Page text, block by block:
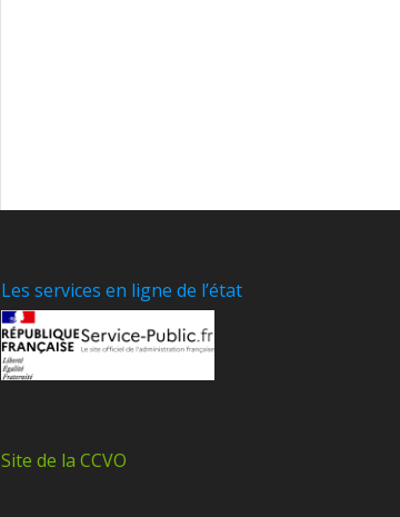
Les services en ligne de l’état
Site de la CCVO